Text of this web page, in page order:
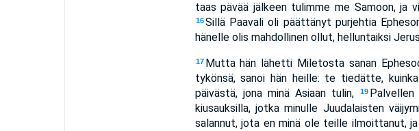
taas pävää jälkeen tulimme me Samoon, ja
16 Sillä Paavali oli päättänyt purjehtia
hänelle olis mahdollinen ollut, helluntaiksi
17 Mutta hän lähetti Miletosta sanan
tykönsä, sanoi hän heille: te tiedätte,
päivästä, jona minä Asiaan tulin,
19 Palvellen
kiusauksilla, jotka minulle Juudalaisten
salannut, jota en minä ole teille ilmoittanut,